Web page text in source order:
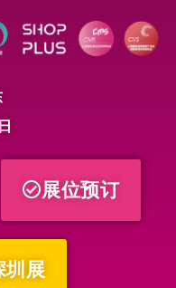
展位预订
圳展